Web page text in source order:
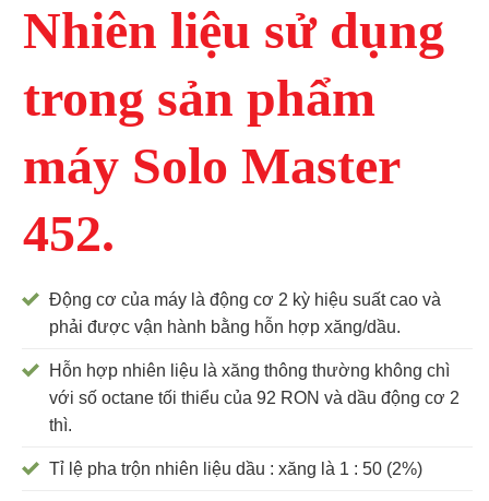
Nhiên liệu sử dụng
trong sản phẩm
máy Solo Master
452.
Động cơ của máy là động cơ 2 kỳ hiệu suất cao và
phải được vận hành bằng hỗn hợp xăng/dầu.
Hỗn hợp nhiên liệu là xăng thông thường không chì
với số octane tối thiểu của 92 RON và dầu động cơ 2
thì.
Tỉ lệ pha trộn nhiên liệu dầu : xăng là 1 : 50 (2%)